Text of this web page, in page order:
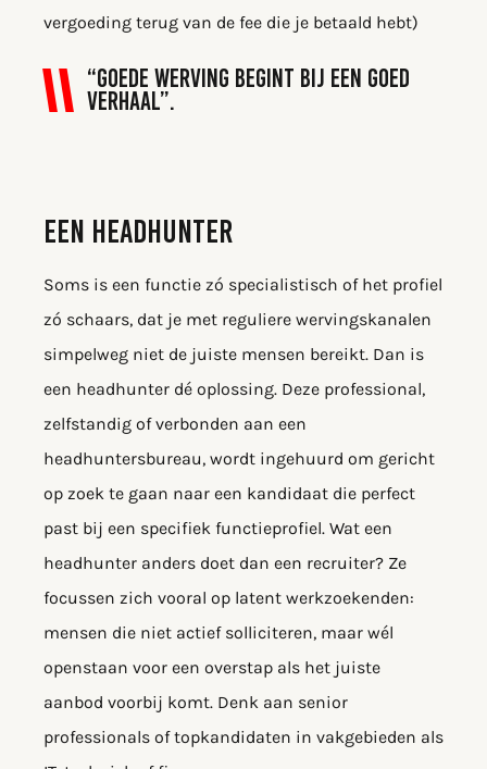
vergoeding terug van de fee die je betaald hebt)
“Goede werving begint bij een goed
verhaal”.
EEN HEADHUNTER
Soms is een functie zó specialistisch of het profiel
zó schaars, dat je met reguliere wervingskanalen
simpelweg niet de juiste mensen bereikt. Dan is
een headhunter dé oplossing. Deze professional,
zelfstandig of verbonden aan een
headhuntersbureau, wordt ingehuurd om gericht
op zoek te gaan naar een kandidaat die perfect
past bij een specifiek functieprofiel. Wat een
headhunter anders doet dan een recruiter? Ze
focussen zich vooral op latent werkzoekenden:
mensen die niet actief solliciteren, maar wél
openstaan voor een overstap als het juiste
aanbod voorbij komt. Denk aan senior
professionals of topkandidaten in vakgebieden als